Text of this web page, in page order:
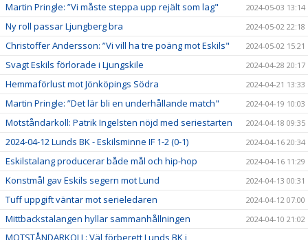
Martin Pringle: ”Vi måste steppa upp rejält som lag" 2024-05-03 13:14
Ny roll passar Ljungberg bra 2024-05-02 22:18
Christoffer Andersson: ”Vi vill ha tre poäng mot Eskils" 2024-05-02 15:21
Svagt Eskils förlorade i Ljungskile 2024-04-28 20:17
Hemmaförlust mot Jönköpings Södra 2024-04-21 13:33
Martin Pringle: ”Det lär bli en underhållande match" 2024-04-19 10:03
Motståndarkoll: Patrik Ingelsten nöjd med seriestarten 2024-04-18 09:35
2024-04-12 Lunds BK - Eskilsminne IF 1-2 (0-1) 2024-04-16 20:34
Eskilstalang producerar både mål och hip-hop 2024-04-16 11:29
Konstmål gav Eskils segern mot Lund 2024-04-13 00:31
Tuff uppgift väntar mot serieledaren 2024-04-12 07:00
Mittbackstalangen hyllar sammanhållningen 2024-04-10 21:02
MOTSTÅNDARKOLL: Väl förberett Lunds BK i